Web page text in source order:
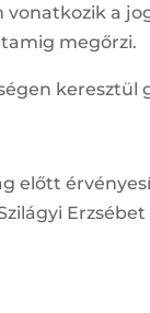
a
megőrzi.
keresztül
előtt